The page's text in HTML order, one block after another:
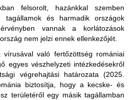
felsorolt, hazánkkal szemben
tagállamok és harmadik országok
vannak a korlátozások
nem jelzi ennek ellenkezőjét.
vírusával való fertőzöttség romániai
egyes vészhelyzeti intézkedésekről
végrehajtási határozata (2025.
biztosítja, hogy a kecske- és
területéről egy másik tagállamban
területe (2025.01.29-én érkezett
feltéve, hogy az exportáló ország
bizonyítványban
a hús származik, az
Világszervezet (WOAH) által
övezetből származnak,".